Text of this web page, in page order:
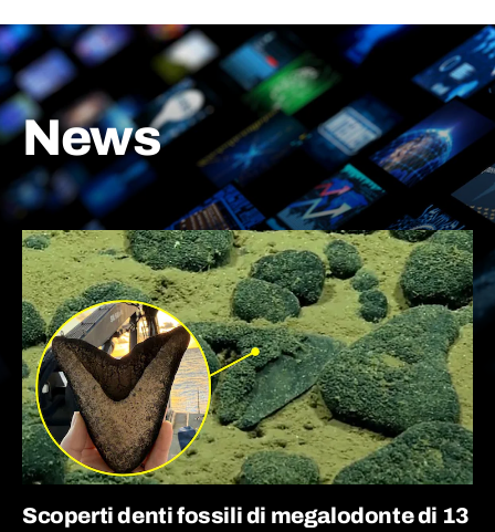
News
Scoperti denti fossili di megalodonte di 13